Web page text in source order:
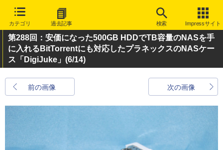
カテゴリ 過去記事 検索 Impressサイト
第288回：安価になった500GB HDDでTB容量のNASを手
に入れるBitTorrentにも対応したプラネックスのNASケー
ス「DigiJuke」 (6/14)
前の画像 次の画像